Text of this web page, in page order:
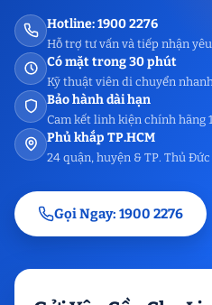
Hotline: 1900 2276
Hỗ trợ tư vấn và tiếp nhận
Có mặt trong 30 phút
Kỹ thuật viên di chuyển
Bảo hành dài hạn
Cam kết linh kiện chính hãng
Phủ khắp TP.HCM
24 quận, huyện & TP. Thủ Đức
Gọi Ngay: 1900 2276